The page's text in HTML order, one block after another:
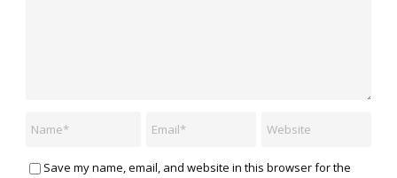
Save my name, email, and website in this browser for the